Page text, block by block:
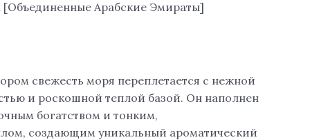
[Объединенные Арабские Эмираты]
свежесть моря переплетается с нежной
и роскошной теплой базой. Он наполнен
богатством и тонким,
создающим уникальный ароматический